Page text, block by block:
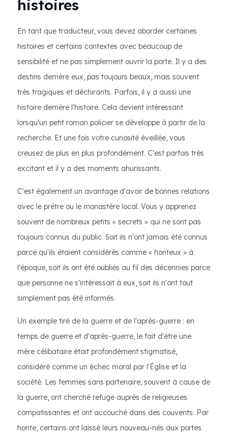
histoires
En tant que traducteur, vous devez aborder certaines
histoires et certains contextes avec beaucoup de
sensibilité et ne pas simplement ouvrir la porte. Il y a des
destins derrière eux, pas toujours beaux, mais souvent
très tragiques et déchirants. Parfois, il y a aussi une
histoire derrière l'histoire. Cela devient intéressant
lorsqu'un petit roman policier se développe à partir de la
recherche. Et une fois votre curiosité éveillée, vous
creusez de plus en plus profondément. C'est parfois très
excitant et il y a des moments ahurissants.
C'est également un avantage d'avoir de bonnes relations
avec le prêtre ou le monastère local. Vous y apprenez
souvent de nombreux petits « secrets » qui ne sont pas
toujours connus du public. Soit ils n'ont jamais été connus
parce qu'ils étaient considérés comme « honteux » à
l'époque, soit ils ont été oubliés au fil des décennies parce
que personne ne s'intéressait à eux, soit ils n'ont tout
simplement pas été informés.
Un exemple tiré de la guerre et de l'après-guerre : en
temps de guerre et d'après-guerre, le fait d'être une
mère célibataire était profondément stigmatisé,
considéré comme un échec moral par l'Église et la
société. Les femmes sans partenaire, souvent à cause de
la guerre, ont cherché refuge auprès de religieuses
compatissantes et ont accouché dans des couvents. Par
honte, certains ont laissé leurs nouveau-nés aux portes